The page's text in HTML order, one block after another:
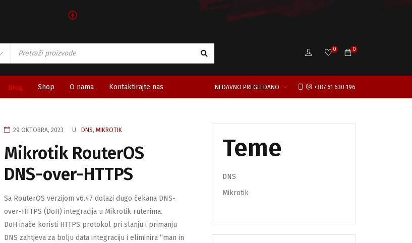
🅯
0
0
Blog Shop O nama Kontaktirajte nas +387 61 630 196
NEDAVNO PREGLEDANO
29 OKTOBRA, 2023 U DNS, MIKROTIK
Mikrotik RouterOS
DNS-over-HTTPS
Sa RouterOS verzijom v6.47 dolazi dugo čekana DNS-
over-HTTPS (DoH) integracija u Mikrotik ruterima.
DoH inače koristi HTTPS protokol pri slanju i primanju
DNS zahtjeva za bolju data integraciju i eliminira “man in
Teme
DNS
Mikrotik